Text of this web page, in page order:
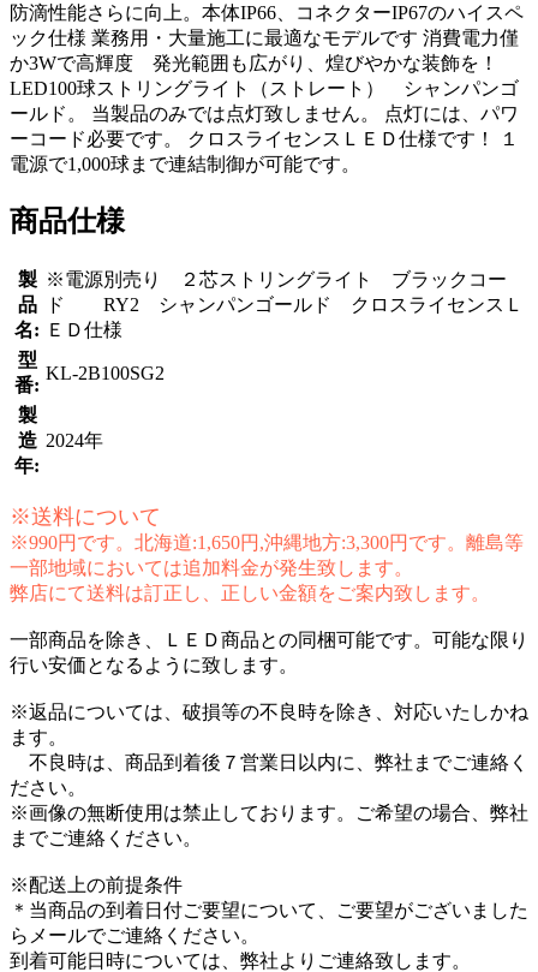
防滴性能さらに向上。本体IP66、コネクターIP67のハイスペ
ック仕様 業務用・大量施工に最適なモデルです 消費電力僅
か3Wで高輝度 発光範囲も広がり、煌びやかな装飾を！
LED100球ストリングライト（ストレート） シャンパンゴ
ールド。 当製品のみでは点灯致しません。 点灯には、パワ
ーコード必要です。 クロスライセンスＬＥＤ仕様です！ １
電源で1,000球まで連結制御が可能です。
商品仕様
製
品
名:
※電源別売り ２芯ストリングライト ブラックコー
ド RY2 シャンパンゴールド クロスライセンスＬ
ＥＤ仕様
型
番:
KL-2B100SG2
製
造
年:
2024年
※送料について
※990円です。北海道:1,650円,沖縄地方:3,300円です。離島等
一部地域においては追加料金が発生致します。
弊店にて送料は訂正し、正しい金額をご案内致します。
一部商品を除き、ＬＥＤ商品との同梱可能です。可能な限り
行い安価となるように致します。
※返品については、破損等の不良時を除き、対応いたしかね
ます。
不良時は、商品到着後７営業日以内に、弊社までご連絡く
ださい。
※画像の無断使用は禁止しております。ご希望の場合、弊社
までご連絡ください。
※配送上の前提条件
＊当商品の到着日付ご要望について、ご要望がございました
らメールでご連絡ください。
到着可能日時については、弊社よりご連絡致します。